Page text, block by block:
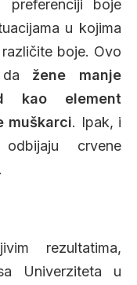
preferenciji boje
u kojima
boje. Ovo
žene manje
kao element
muškarci. Ipak, i
crvene
rezultatima,
Univerziteta u